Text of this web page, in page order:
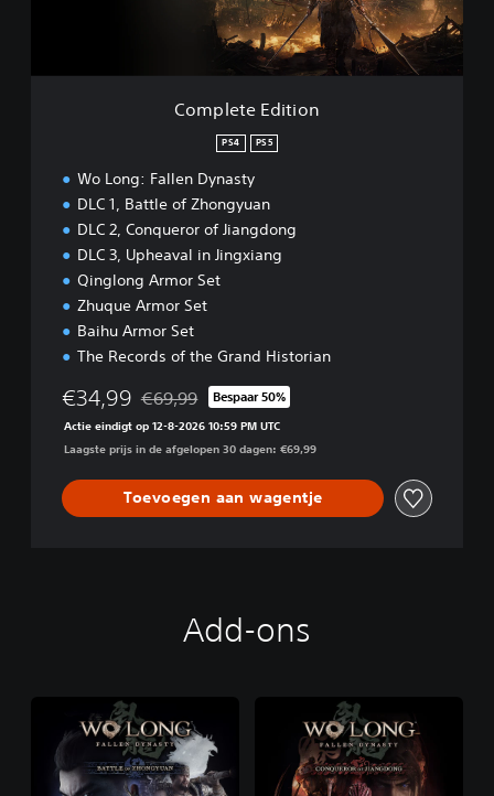
t
Complete Edition
PS4 PS5
Wo Long: Fallen Dynasty
DLC 1, Battle of Zhongyuan
DLC 2, Conqueror of Jiangdong
DLC 3, Upheaval in Jingxiang
Qinglong Armor Set
Zhuque Armor Set
Baihu Armor Set
The Records of the Grand Historian
€34,99 Korting ten opzichte van de oorspronkelijke
€69,99 Bespaar 50%
Actie eindigt op 12-8-2026 10:59 PM UTC
Laagste prijs in de afgelopen 30 dagen: €69,99
Toevoegen aan wagentje
Add-ons